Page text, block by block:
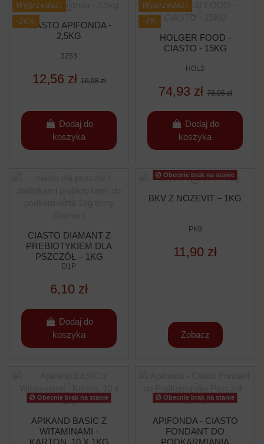
Wyprzedaż!
-26%CIASTO APIFONDA -
2,5KG
3253
12,56 zł16,98 zł
Dodaj do
koszyka
Wyprzedaż!
-4%
HOLGER FOOD -
CIASTO - 15KG
HOL2
74,93 zł78,05 zł
Dodaj do
koszyka
CIASTO DIAMANT Z
PREBIOTYKIEM DLA
PSZCZÓŁ – 1KG
D1P
6,10 zł
Dodaj do
koszyka
Obecnie brak na stanie
BKV Z NOZEVIT – 1KG
PK9
11,90 zł
Zobacz
Obecnie brak na stanie
APIKAND BASIC Z
WITAMINAMI -
Obecnie brak na stanie
APIFONDA - CIASTO
FONDANT DO